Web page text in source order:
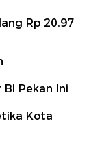
Rp 20,97
Pekan Ini
Kota